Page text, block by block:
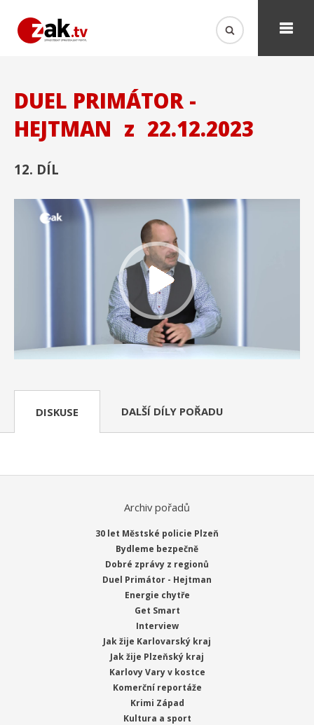
DUEL PRIMÁTOR -
HEJTMAN z 22.12.2023
12. DÍL
DISKUSE DALŠÍ DÍLY POŘADU
Archiv pořadů
30 let Městské policie Plzeň
Bydleme bezpečně
Dobré zprávy z regionů
Duel Primátor - Hejtman
Energie chytře
Get Smart
Interview
Jak žije Karlovarský kraj
Jak žije Plzeňský kraj
Karlovy Vary v kostce
Komerční reportáže
Krimi Západ
Kultura a sport